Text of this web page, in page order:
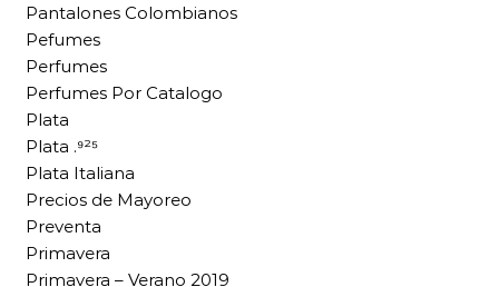
Pantalones Colombianos
Pefumes
Perfumes
Perfumes Por Catalogo
Plata
Plata .⁹²⁵
Plata Italiana
Precios de Mayoreo
Preventa
Primavera
Primavera – Verano 2019